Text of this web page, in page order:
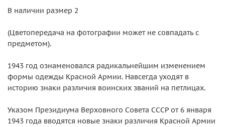
В наличии размер 2
(Цветопередача на фотографии может не совпадать с
предметом).
1943 год ознаменовался радикальнейшим изменением
формы одежды Красной Армии. Навсегда уходят в
историю знаки различия воинских званий на петлицах.
Указом Президиума Верховного Совета СССР от 6 января
1943 года вводятся новые знаки различия Красной Армии